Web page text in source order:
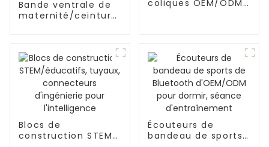
Bande ventrale de
maternité/ceinture
coliques OEM/ODM
Blocs de
construction STEM/
Écouteurs de
bandeau de sports